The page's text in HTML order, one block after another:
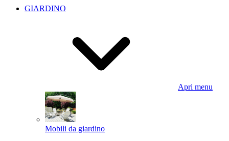
GIARDINO
Apri menu
Mobili da giardino